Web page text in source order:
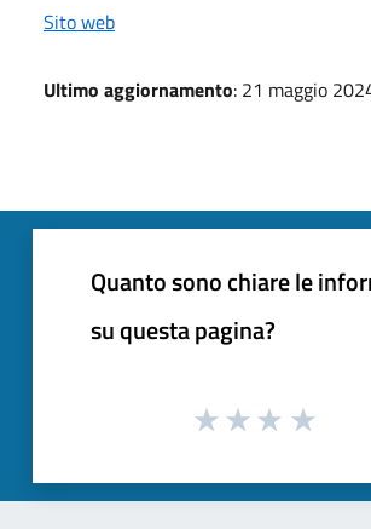
Sito web
Ultimo aggiornamento: 21 maggio
Quanto sono chiare le
su questa pagina?